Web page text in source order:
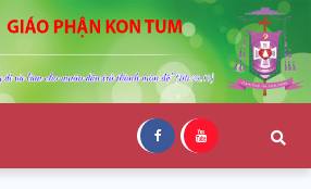
Phận Kon
Tum